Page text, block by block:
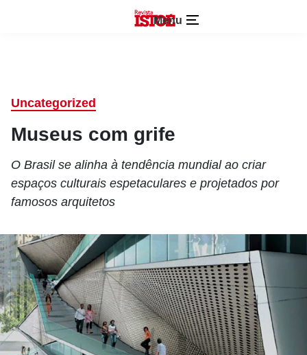
Menu
Uncategorized
Museus com grife
O Brasil se alinha à tendência mundial ao criar
espaços culturais espetaculares e projetados por
famosos arquitetos